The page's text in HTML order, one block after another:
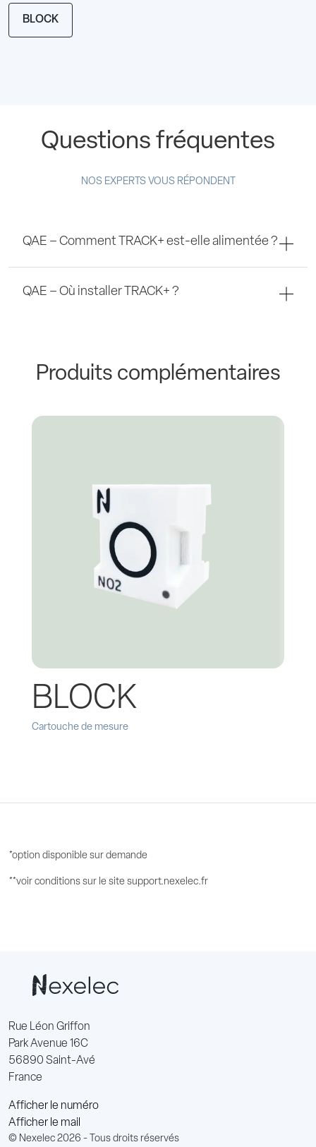
BLOCK
Questions fréquentes
NOS EXPERTS VOUS RÉPONDENT
QAE – Comment TRACK+ est-elle alimentée ?
QAE – Où installer TRACK+ ?
Produits complémentaires
BLOCK
Cartouche de mesure
*option disponible sur demande
**voir conditions sur le site support.nexelec.fr
Rue Léon Griffon
Park Avenue 16C
56890 Saint-Avé
France
Afficher le numéro
Afficher le mail
© Nexelec 2026 - Tous droits réservés